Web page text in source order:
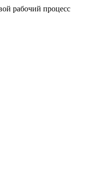
рабочий процесс